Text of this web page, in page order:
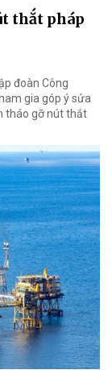
thắt pháp
đoàn Công
gia góp ý sửa
tháo gỡ nút thắt